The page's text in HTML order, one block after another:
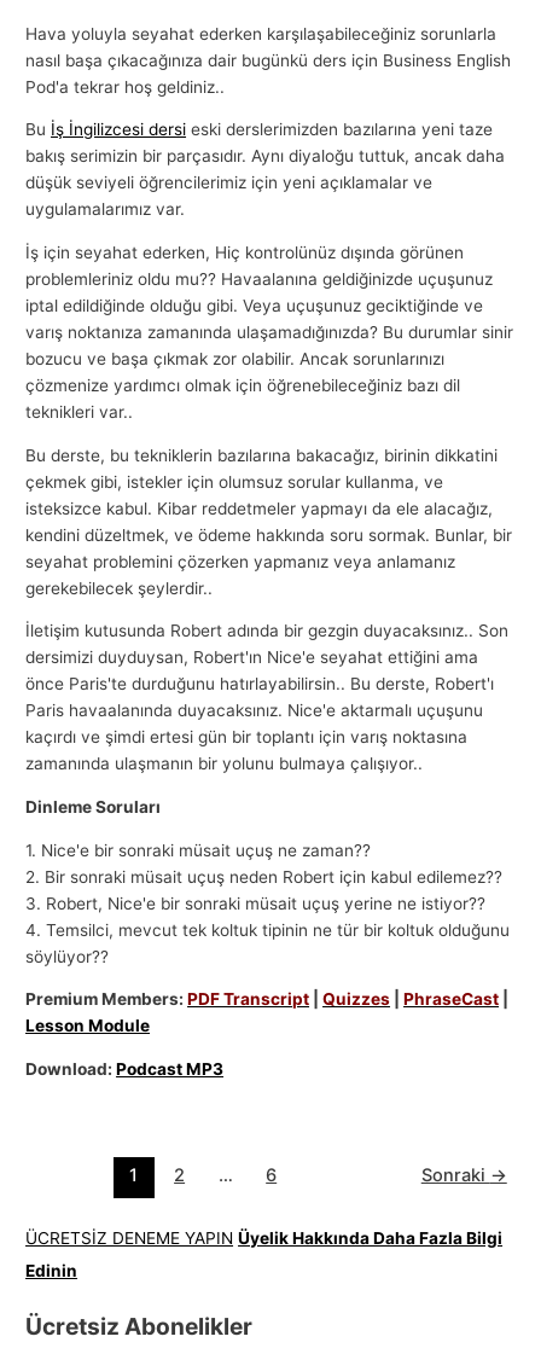
Hava yoluyla seyahat ederken karşılaşabileceğiniz sorunlarla
nasıl başa çıkacağınıza dair bugünkü ders için Business English
Pod'a tekrar hoş geldiniz..
Bu İş İngilizcesi dersi eski derslerimizden bazılarına yeni taze
bakış serimizin bir parçasıdır. Aynı diyaloğu tuttuk, ancak daha
düşük seviyeli öğrencilerimiz için yeni açıklamalar ve
uygulamalarımız var.
İş için seyahat ederken, Hiç kontrolünüz dışında görünen
problemleriniz oldu mu?? Havaalanına geldiğinizde uçuşunuz
iptal edildiğinde olduğu gibi. Veya uçuşunuz geciktiğinde ve
varış noktanıza zamanında ulaşamadığınızda? Bu durumlar sinir
bozucu ve başa çıkmak zor olabilir. Ancak sorunlarınızı
çözmenize yardımcı olmak için öğrenebileceğiniz bazı dil
teknikleri var..
Bu derste, bu tekniklerin bazılarına bakacağız, birinin dikkatini
çekmek gibi, istekler için olumsuz sorular kullanma, ve
isteksizce kabul. Kibar reddetmeler yapmayı da ele alacağız,
kendini düzeltmek, ve ödeme hakkında soru sormak. Bunlar, bir
seyahat problemini çözerken yapmanız veya anlamanız
gerekebilecek şeylerdir..
İletişim kutusunda Robert adında bir gezgin duyacaksınız.. Son
dersimizi duyduysan, Robert'ın Nice'e seyahat ettiğini ama
önce Paris'te durduğunu hatırlayabilirsin.. Bu derste, Robert'ı
Paris havaalanında duyacaksınız. Nice'e aktarmalı uçuşunu
kaçırdı ve şimdi ertesi gün bir toplantı için varış noktasına
zamanında ulaşmanın bir yolunu bulmaya çalışıyor..
Dinleme Soruları
1. Nice'e bir sonraki müsait uçuş ne zaman??
2. Bir sonraki müsait uçuş neden Robert için kabul edilemez??
3. Robert, Nice'e bir sonraki müsait uçuş yerine ne istiyor??
4. Temsilci, mevcut tek koltuk tipinin ne tür bir koltuk olduğunu
söylüyor??
Premium Members:PDF Transcript |Quizzes |PhraseCast
Lesson Module
Download:Podcast MP3
1 2 … 6 Sonraki →
ÜCRETSİZ DENEME YAPIN Üyelik Hakkında Daha Fazla Bilgi
Edinin
Ücretsiz Abonelikler